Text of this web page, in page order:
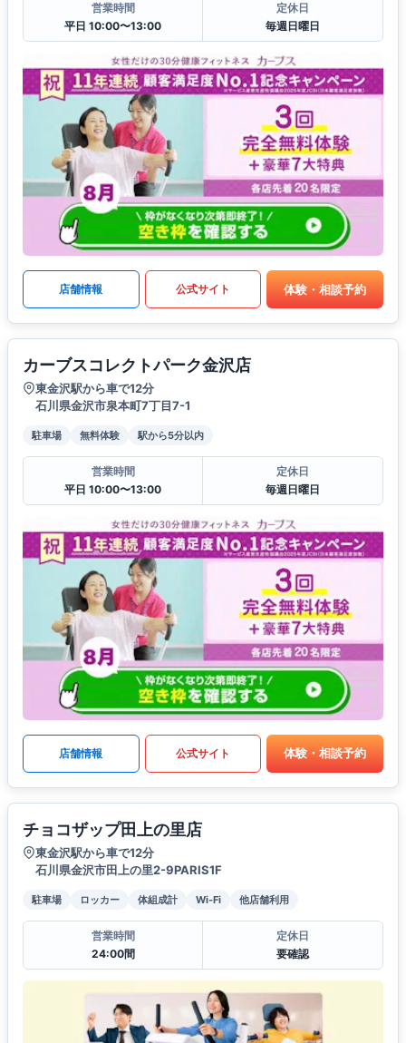
営業時間
平日 10:00〜13:00
定休日
毎週日曜日
店舗情報 公式サイト 体験・相談予約
カーブスコレクトパーク金沢店
東金沢駅から車で12分
石川県金沢市泉本町7丁目7-1
駐車場 無料体験 駅から5分以内
営業時間
平日 10:00〜13:00
定休日
毎週日曜日
店舗情報 公式サイト 体験・相談予約
チョコザップ田上の里店
東金沢駅から車で12分
石川県金沢市田上の里2-9PARIS1F
駐車場 ロッカー 体組成計 Wi-Fi 他店舗利用
営業時間
24:00間
定休日
要確認